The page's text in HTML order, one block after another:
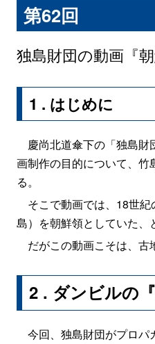
第62回
独島財団の動画『
1 . はじめに
慶尚北道傘下の「独島財
画制作の目的について、
る。
そこで動画では、18世紀
島）を朝鮮領としていた、
だがこの動画こそは、古
2 . ダンビルの
今回、独島財団がプロパ